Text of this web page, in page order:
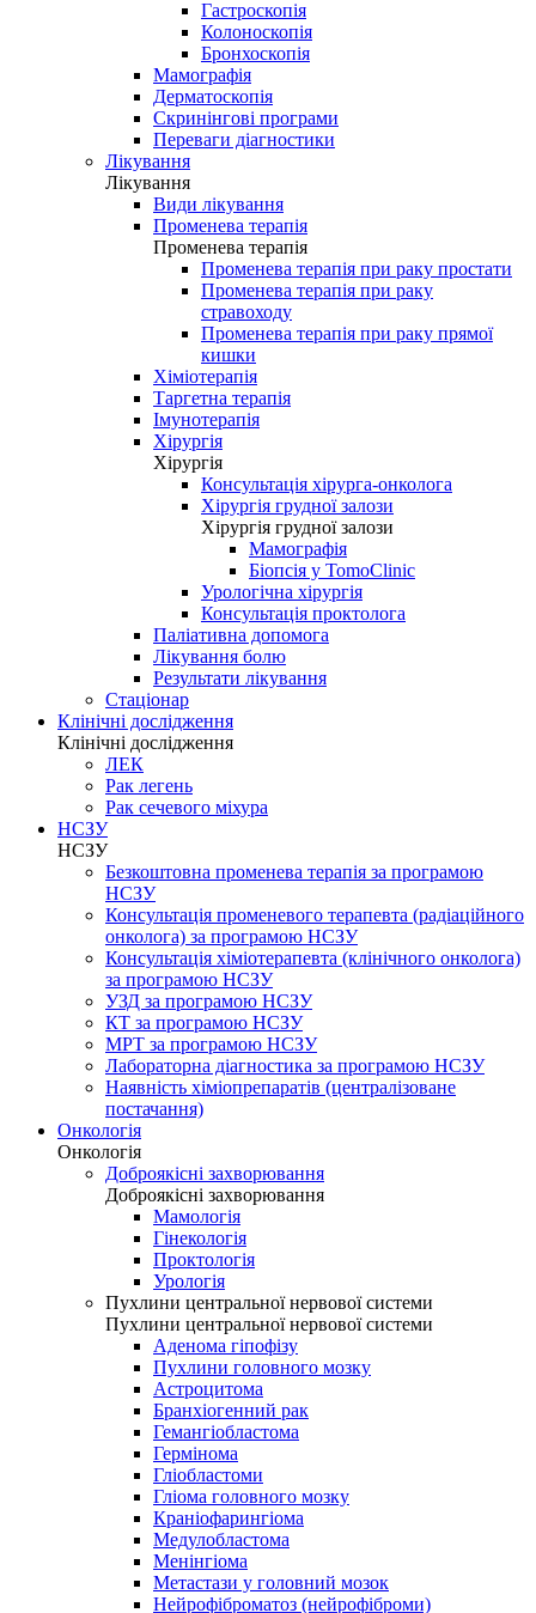
Гастроскопія
Колоноскопія
Бронхоскопія
Мамографія
Дерматоскопія
Скринінгові програми
Переваги діагностики
Лікування
Лікування
Види лікування
Променева терапія
Променева терапія
Променева терапія при раку простати
Променева терапія при раку
стравоходу
Променева терапія при раку прямої
кишки
Хіміотерапія
Таргетна терапія
Імунотерапія
Хірургія
Хірургія
Консультація хірурга-онколога
Хірургія грудної залози
Хірургія грудної залози
Мамографія
Біопсія у TomoClinic
Урологічна хірургія
Консультація проктолога
Паліативна допомога
Лікування болю
Результати лікування
Стаціонар
Клінічні дослідження
Клінічні дослідження
ЛЕК
Рак легень
Рак сечевого міхура
НСЗУ
НСЗУ
Безкоштовна променева терапія за програмою
НСЗУ
Консультація променевого терапевта (радіаційного
онколога) за програмою НСЗУ
Консультація хіміотерапевта (клінічного онколога)
за програмою НСЗУ
УЗД за програмою НСЗУ
КТ за програмою НСЗУ
МРТ за програмою НСЗУ
Лабораторна діагностика за програмою НСЗУ
Наявність хіміопрепаратів (централізоване
постачання)
Онкологія
Онкологія
Доброякісні захворювання
Доброякісні захворювання
Мамологія
Гінекологія
Проктологія
Урологія
Пухлини центральної нервової системи
Пухлини центральної нервової системи
Аденома гіпофізу
Пухлини головного мозку
Астроцитома
Бранхіогенний рак
Гемангіобластома
Гермінома
Гліобластоми
Гліома головного мозку
Краніофарингіома
Медулобластома
Менінгіома
Метастази у головний мозок
Нейрофіброматоз (нейрофіброми)